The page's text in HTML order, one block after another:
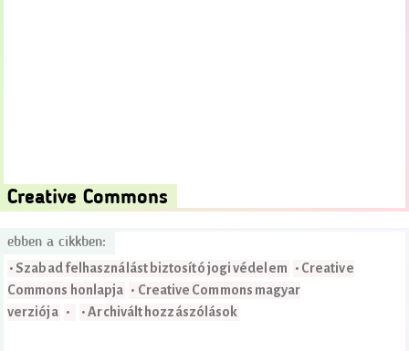
Creative Commons
ebben a cikkben:
• Szabad felhasználást biztosító jogi védelem • Creative
Commons honlapja • Creative Commons magyar
verziója • • Archivált hozzászólások